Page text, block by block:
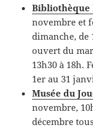
Bibliothèque
novembre et
dimanche, de
ouvert du
13h30 à 18h.
1er au 31
Musée du
novembre,
décembre